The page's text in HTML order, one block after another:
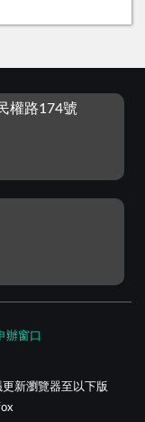
權路174號
辦窗口
新瀏覽器至以下版